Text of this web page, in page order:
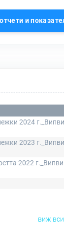
и
2024
2023
2022
виж